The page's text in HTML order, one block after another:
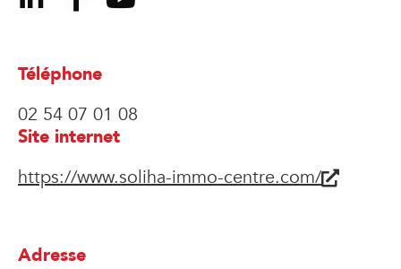
Téléphone
02 54 07 01 08
Site internet
https://www.soliha-immo-centre.com/
Adresse